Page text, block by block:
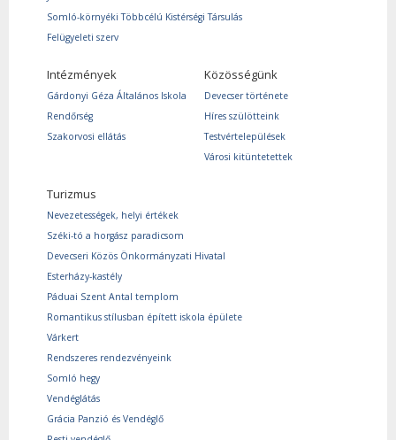
Somló-környéki Többcélú Kistérségi Társulás
Felügyeleti szerv
Intézmények
Gárdonyi Géza Általános Iskola
Rendőrség
Szakorvosi ellátás
Közösségünk
Devecser története
Híres szülötteink
Testvértelepülések
Városi kitüntetettek
Turizmus
Nevezetességek, helyi értékek
Széki-tó a horgász paradicsom
Devecseri Közös Önkormányzati Hivatal
Esterházy-kastély
Páduai Szent Antal templom
Romantikus stílusban épített iskola épülete
Várkert
Rendszeres rendezvényeink
Somló hegy
Vendéglátás
Grácia Panzió és Vendéglő